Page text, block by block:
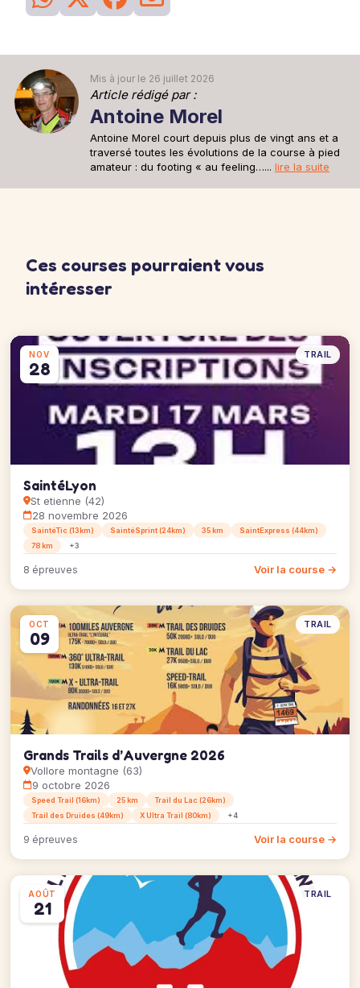
Mis à jour le 26 juillet 2026
Article rédigé par :
Antoine Morel
Antoine Morel court depuis plus de vingt ans et a
traversé toutes les évolutions de la course à pied
amateur : du footing « au feeling…... lire la suite
Ces courses pourraient vous
intéresser
NOV
28
TRAIL
SaintéLyon
St etienne (42)
28 novembre 2026
SaintéTic (13km) SaintéSprint (24km) 35 km
SaintExpress (44km)
78 km
+3
8 épreuves Voir la course →
OCT
09
TRAIL
Grands Trails d’Auvergne 2026
Vollore montagne (63)
9 octobre 2026
Speed Trail (16km) 25 km
Trail du Lac (26km)
Trail des Druides (49km)
X Ultra Trail (80km) +4
9 épreuves Voir la course →
AOÛT
21
TRAIL